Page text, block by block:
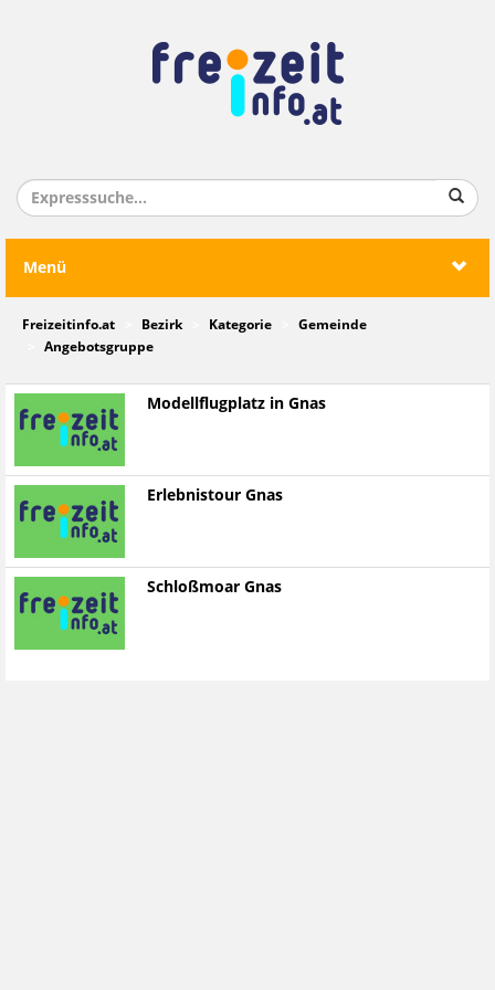
Menü
Freizeitinfo.at Bezirk Kategorie
Gemeinde
Angebotsgruppe
Modellflugplatz in Gnas
Erlebnistour Gnas
Schloßmoar Gnas